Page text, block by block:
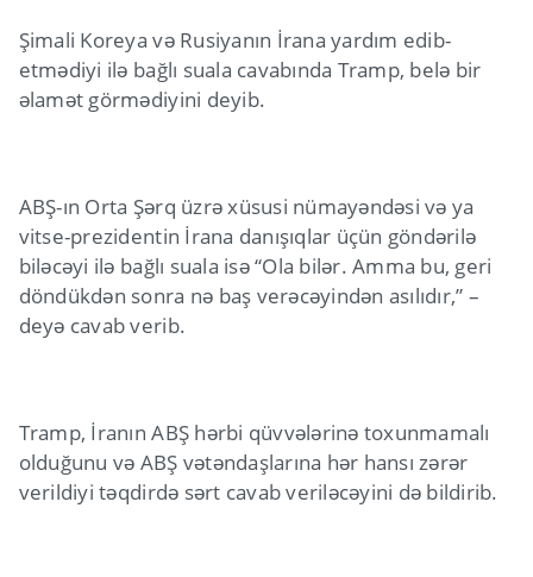
Şimali Koreya və Rusiyanın İrana yardım edib-
etmədiyi ilə bağlı suala cavabında Tramp, belə bir
əlamət görmədiyini deyib.
ABŞ-ın Orta Şərq üzrə xüsusi nümayəndəsi və ya
vitse-prezidentin İrana danışıqlar üçün göndərilə
biləcəyi ilə bağlı suala isə “Ola bilər. Amma bu, geri
döndükdən sonra nə baş verəcəyindən asılıdır,” –
deyə cavab verib.
Tramp, İranın ABŞ hərbi qüvvələrinə toxunmamalı
olduğunu və ABŞ vətəndaşlarına hər hansı zərər
verildiyi təqdirdə sərt cavab veriləcəyini də bildirib.